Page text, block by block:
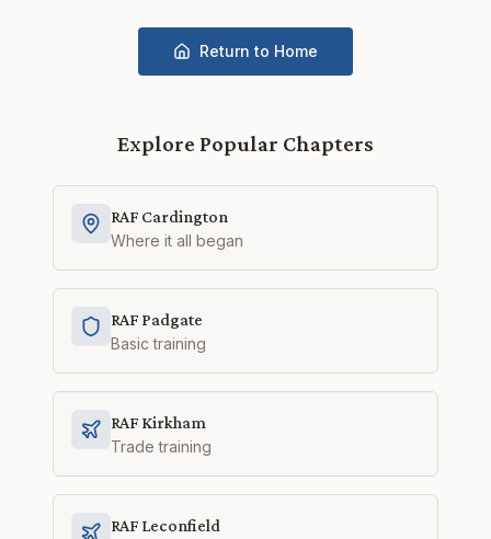
Return to Home
Explore Popular Chapters
RAF Cardington
Where it all began
RAF Padgate
Basic training
RAF Kirkham
Trade training
RAF Leconfield